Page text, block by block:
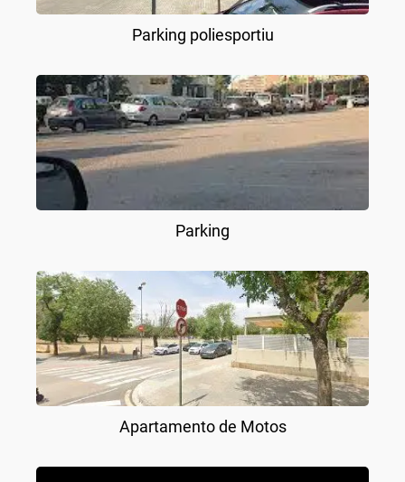
Parking poliesportiu
Parking
Apartamento de Motos